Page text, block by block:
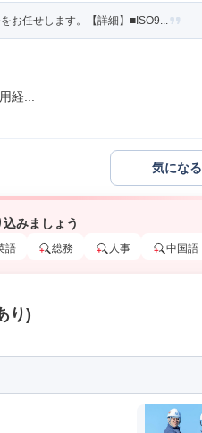
お任せします。【詳細】■ISO9...
経...
気になる
みましょう
語 総務 人事 中国語
り)